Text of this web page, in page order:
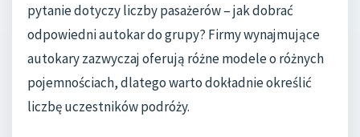
pytanie dotyczy liczby pasażerów – jak dobrać
odpowiedni autokar do grupy? Firmy wynajmujące
autokary zazwyczaj oferują różne modele o różnych
pojemnościach, dlatego warto dokładnie określić
liczbę uczestników podróży.